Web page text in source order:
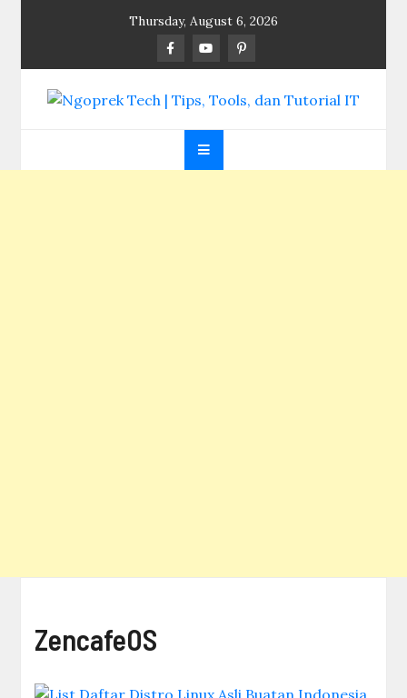
Thursday, August 6, 2026
Ngoprek Tech | Tips,
Tools, dan Tutorial
ZencafeOS